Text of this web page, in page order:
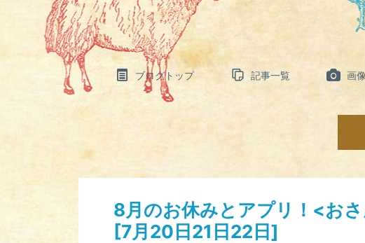
ブログトップ 記事一覧 画
8月のお休みとアプリ！<お
[7月20日21日22日]